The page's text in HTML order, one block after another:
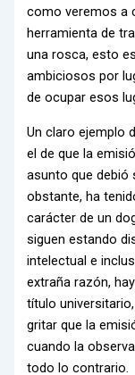
como veremos a
herramienta de
una rosca, esto
ambiciosos por
de ocupar esos
Un claro ejemplo
el de que la
asunto que debió
obstante, ha
carácter de un
siguen estando
intelectual e
extraña razón,
título
gritar que la
cuando la
todo lo contrario.